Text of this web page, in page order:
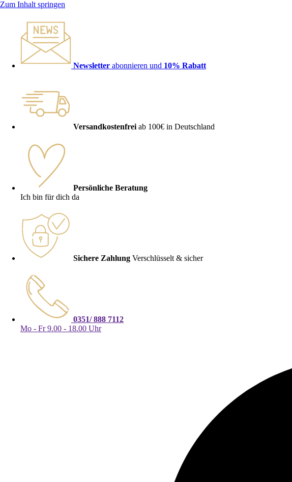
Zum Inhalt springen
Newsletter abonnieren und 10% Rabatt
Versandkostenfrei ab 100€ in Deutschland
Persönliche Beratung
Ich bin für dich da
Sichere Zahlung Verschlüsselt & sicher
0351/ 888 7112
Mo - Fr 9.00 - 18.00 Uhr